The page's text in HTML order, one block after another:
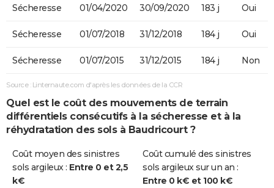
Sécheresse 01/04/2020 30/09/2020 183 j Oui
Sécheresse 01/07/2018 31/12/2018 184 j Oui
Sécheresse 01/07/2015 31/12/2015 184 j Non
Source : Linternaute.com d'après les données de la CCR
Quel est le coût des mouvements de terrain
différentiels consécutifs à la sécheresse et à la
réhydratation des sols à Baudricourt ?
Coût moyen des sinistres
sols argileux : Entre 0 et 2,5
k€
Coût cumulé des sinistres
sols argileux sur un an :
Entre 0 k€ et 100 k€